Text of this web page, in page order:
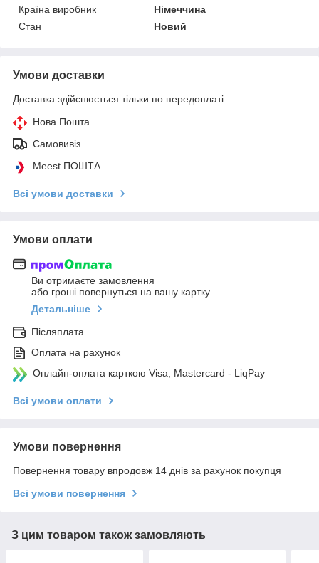
Країна виробник
Німеччина
Стан
Новий
Умови доставки
Доставка здійснюється тільки по передоплаті.
Нова Пошта
Самовивіз
Meest ПОШТА
Всі умови доставки
Умови оплати
Ви отримаєте замовлення
або гроші повернуться на вашу картку
Детальніше
Післяплата
Оплата на рахунок
Онлайн-оплата карткою Visa, Mastercard - LiqPay
Всі умови оплати
Умови повернення
Повернення товару впродовж 14 днів за рахунок покупця
Всі умови повернення
З цим товаром також замовляють